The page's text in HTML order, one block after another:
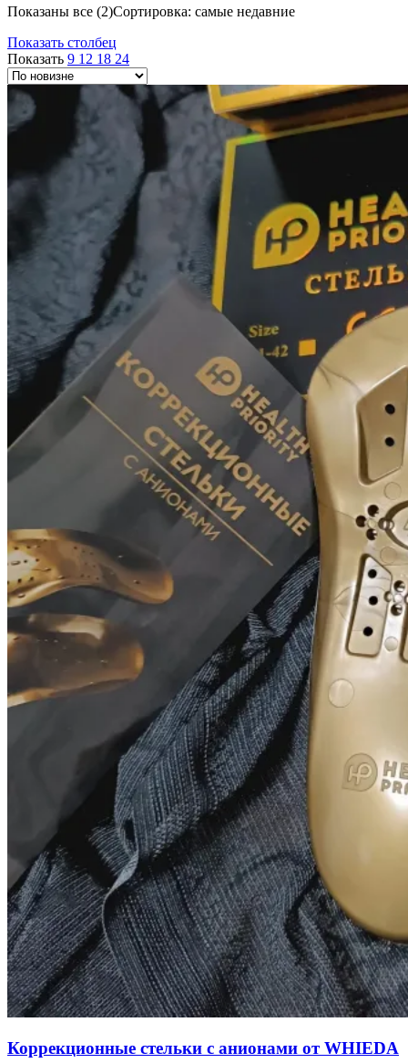
Показаны все (2)Сортировка: самые недавние
Показать столбец
Показать 9 12 18 24
Коррекционные стельки с анионами от WHIEDA